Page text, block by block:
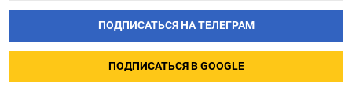
ПОДПИСАТЬСЯ НА ТЕЛЕГРАМ
ПОДПИСАТЬСЯ В GOOGLE